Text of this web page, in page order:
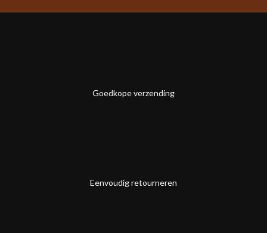
Goedkope verzending
Eenvoudig retourneren